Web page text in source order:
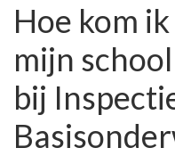
Hoe kom
mijn
bij